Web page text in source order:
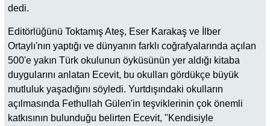
dedi.
Editörlüğünü Toktamış Ateş, Eser Karakaş ve İlber
Ortaylı'nın yaptığı ve dünyanın farklı coğrafyalarında açılan
500'e yakın Türk okulunun öyküsünün yer aldığı kitaba
duygularını anlatan Ecevit, bu okulları gördükçe büyük
mutluluk yaşadığını söyledi. Yurtdışındaki okulların
açılmasında Fethullah Gülen'in teşviklerinin çok önemli
katkısının bulunduğu belirten Ecevit, "Kendisiyle